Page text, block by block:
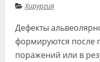
Хирургия
Дефекты
формируются после
поражений или в